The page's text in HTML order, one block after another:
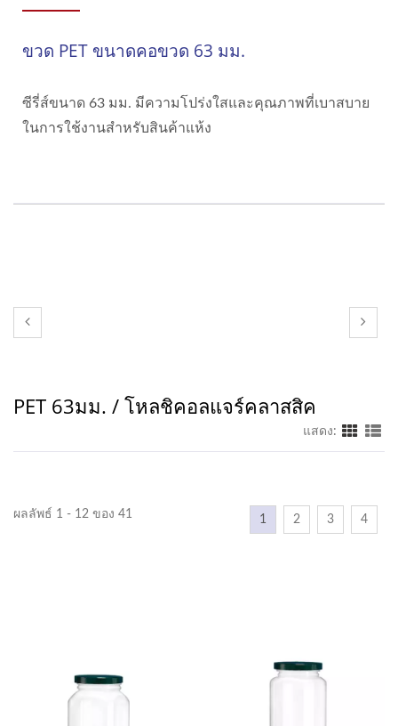
ขวด PET ขนาดคอขวด 63 มม.
ซีรี่ส์ขนาด 63 มม. มีความโปร่งใสและคุณภาพที่เบาสบาย
ในการใช้งานสำหรับสินค้าแห้ง
PET 63มม. / โหลชิคอลแจร์คลาสสิค
แสดง:
ผลลัพธ์ 1 - 12 ของ 41 1 2 3 4